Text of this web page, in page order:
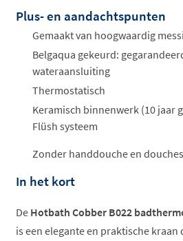
Offertes
ophalen...
Plus- en aandachtspunten
Gemaakt van hoogwaardig
Belgaqua gekeurd:
wateraansluiting
Thermostatisch
Keramisch binnenwerk (10 jaar
Flüsh systeem
Zonder handdouche en
In het kort
De Hotbath Cobber B022
is een elegante en praktische